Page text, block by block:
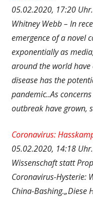
05.02.2020, 17:20
Whitney Webb – In
emergence of a novel
exponentially as
around the world
disease has the
pandemic..As
outbreak have grown,
Coronavirus:
05.02.2020, 14:18
Wissenschaft statt
Coronavirus-Hysterie:
China-Bashing.„Diese